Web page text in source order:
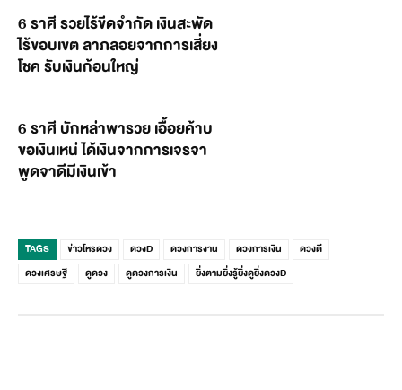
6 ราศี รวยไร้ขีดจำกัด เงินสะพัด
ไร้ขอบเขต ลาภลอยจากการเสี่ยง
โชค รับเงินก้อนใหญ่
6 ราศี บักหล่าพารวย เอื้อยค้าบ
ขอเงินเหน่ ได้เงินจากการเจรจา
พูดจาดีมีเงินเข้า
TAGS ข่าวโหรดวง ดวงD ดวงการงาน ดวงการเงิน
ดวงดี
ดวงเศรษฐี
ดูดวง ดูดวงการเงิน ยิ่งตามยิ่งรู้ยิ่งดูยิ่งดวงD